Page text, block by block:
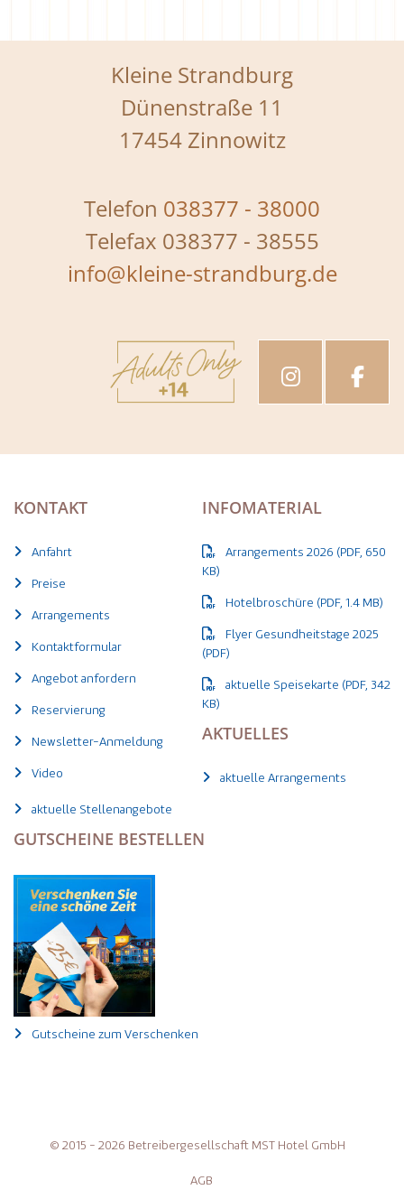
Kleine Strandburg
Dünenstraße 11
17454 Zinnowitz
Telefon 038377 - 38000
Telefax 038377 - 38555
info@kleine-strandburg.de
KONTAKT
Anfahrt
Preise
Arrangements
Kontaktformular
Angebot anfordern
Reservierung
Newsletter-Anmeldung
Video
INFOMATERIAL
Arrangements 2026 (PDF, 650
KB)
Hotelbroschüre (PDF, 1.4 MB)
Flyer Gesundheitstage 2025
(PDF)
aktuelle Speisekarte (PDF, 342
KB)
AKTUELLES
aktuelle Arrangements
aktuelle Stellenangebote
GUTSCHEINE BESTELLEN
Gutscheine zum Verschenken
© 2015 - 2026 Betreibergesellschaft MST Hotel GmbH
AGB